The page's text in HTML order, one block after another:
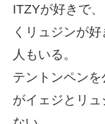
ITZYが好きで
くリュジンが
人もいる。
テントンペン
がイェジとリ